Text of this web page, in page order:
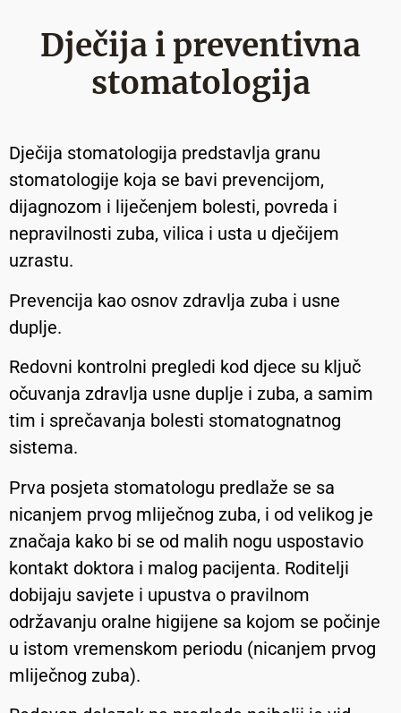
Dječija i preventivna
stomatologija
Dječija stomatologija predstavlja granu
stomatologije koja se bavi prevencijom,
dijagnozom i liječenjem bolesti, povreda i
nepravilnosti zuba, vilica i usta u dječijem
uzrastu.
Prevencija kao osnov zdravlja zuba i usne
duplje.
Redovni kontrolni pregledi kod djece su ključ
očuvanja zdravlja usne duplje i zuba, a samim
tim i sprečavanja bolesti stomatognatnog
sistema.
Prva posjeta stomatologu predlaže se sa
nicanjem prvog mliječnog zuba, i od velikog je
značaja kako bi se od malih nogu uspostavio
kontakt doktora i malog pacijenta. Roditelji
dobijaju savjete i upustva o pravilnom
održavanju oralne higijene sa kojom se počinje
u istom vremenskom periodu (nicanjem prvog
mliječnog zuba).